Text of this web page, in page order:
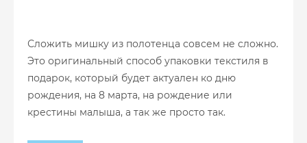
Сложить мишку из полотенца совсем не сложно.
Это оригинальный способ упаковки текстиля в
подарок, который будет актуален ко дню
рождения, на 8 марта, на рождение или
крестины малыша, а так же просто так.